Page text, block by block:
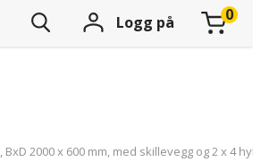
Logg på
2000 x 600 mm, med skillevegg og 2 x 4